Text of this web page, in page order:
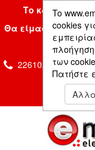
To
cookies
των
Πατήστε
Το κατάστημα
Θα είμαστε και
Σας
2261026435 &